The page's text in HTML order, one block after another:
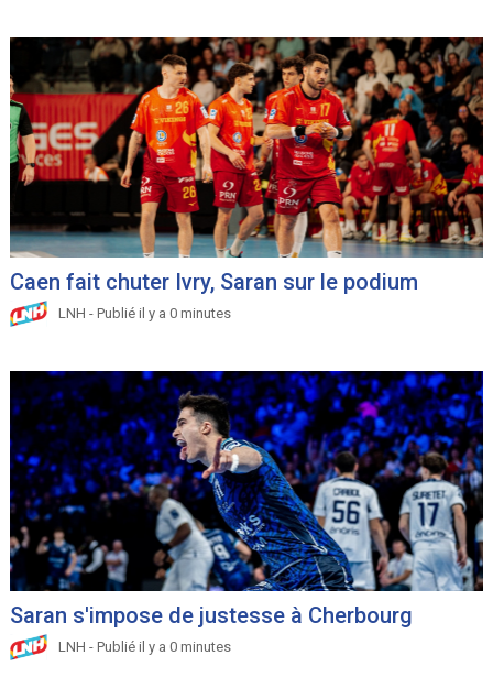
Caen fait chuter Ivry, Saran sur le podium
LNH - Publié il y a 0 minutes
Saran s'impose de justesse à Cherbourg
LNH - Publié il y a 0 minutes